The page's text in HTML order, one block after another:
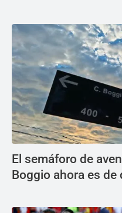
El semáforo de
Boggio ahora es de